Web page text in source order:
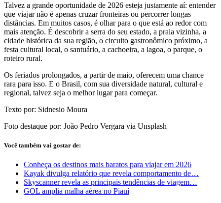
Talvez a grande oportunidade de 2026 esteja justamente aí: entender
que viajar não é apenas cruzar fronteiras ou percorrer longas
distâncias. Em muitos casos, é olhar para o que está ao redor com
mais atenção. É descobrir a serra do seu estado, a praia vizinha, a
cidade histórica da sua região, o circuito gastronômico próximo, a
festa cultural local, o santuário, a cachoeira, a lagoa, o parque, o
roteiro rural.
Os feriados prolongados, a partir de maio, oferecem uma chance
rara para isso. E o Brasil, com sua diversidade natural, cultural e
regional, talvez seja o melhor lugar para começar.
Texto por: Sidnesio Moura
Foto destaque por: João Pedro Vergara via Unsplash
Você também vai gostar de:
Conheça os destinos mais baratos para viajar em 2026
Kayak divulga relatório que revela comportamento de…
Skyscanner revela as principais tendências de viagem…
GOL amplia malha aérea no Piauí